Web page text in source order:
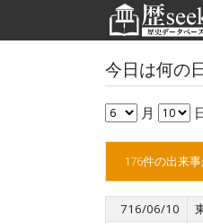
今日は何の
月
176件の出来
716/06/10